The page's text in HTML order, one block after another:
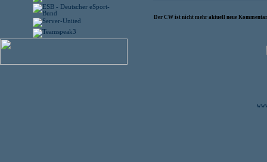
Der CW ist nicht mehr aktuell neue